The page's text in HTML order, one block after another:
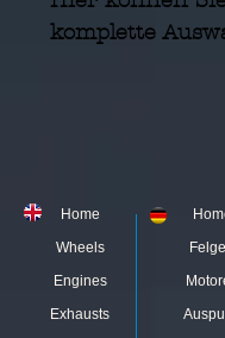
komplette
Home
Wheels
Engines
Exhausts